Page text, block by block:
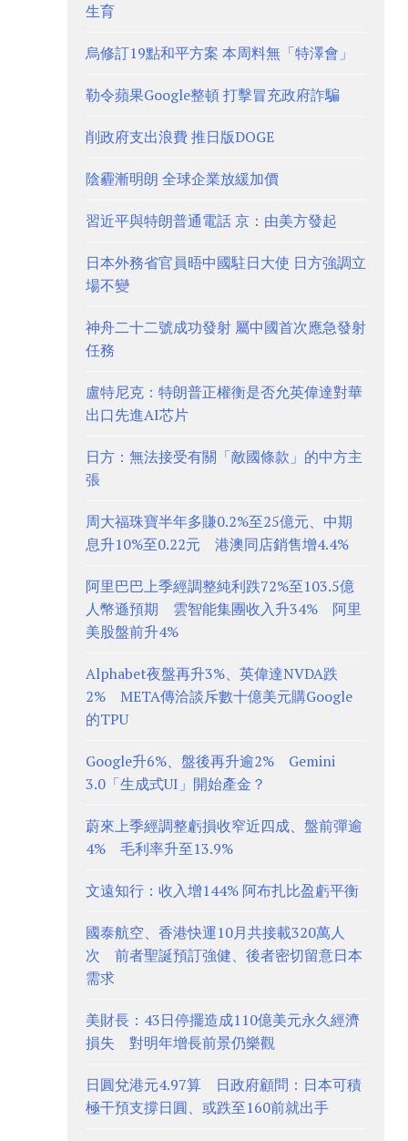
生育
烏修訂19點和平方案 本周料無「特澤會」
勒令蘋果Google整頓 打擊冒充政府詐騙
削政府支出浪費 推日版DOGE
陰霾漸明朗 全球企業放緩加價
習近平與特朗普通電話 京：由美方發起
日本外務省官員晤中國駐日大使 日方強調立
場不變
神舟二十二號成功發射 屬中國首次應急發射
任務
盧特尼克：特朗普正權衡是否允英偉達對華
出口先進AI芯片
日方：無法接受有關「敵國條款」的中方主
張
周大福珠寶半年多賺0.2%至25億元、中期
息升10%至0.22元 港澳同店銷售增4.4%
阿里巴巴上季經調整純利跌72%至103.5億
人幣遜預期 雲智能集團收入升34% 阿里
美股盤前升4%
Alphabet夜盤再升3%、英偉達NVDA跌
2% META傳洽談斥數十億美元購Google
的TPU
Google升6%、盤後再升逾2% Gemini
3.0「生成式UI」開始產金？
蔚來上季經調整虧損收窄近四成、盤前彈逾
4% 毛利率升至13.9%
文遠知行：收入增144% 阿布扎比盈虧平衡
國泰航空、香港快運10月共接載320萬人
次 前者聖誕預訂強健、後者密切留意日本
需求
美財長：43日停擺造成110億美元永久經濟
損失 對明年增長前景仍樂觀
日圓兌港元4.97算 日政府顧問：日本可積
極干預支撐日圓、或跌至160前就出手